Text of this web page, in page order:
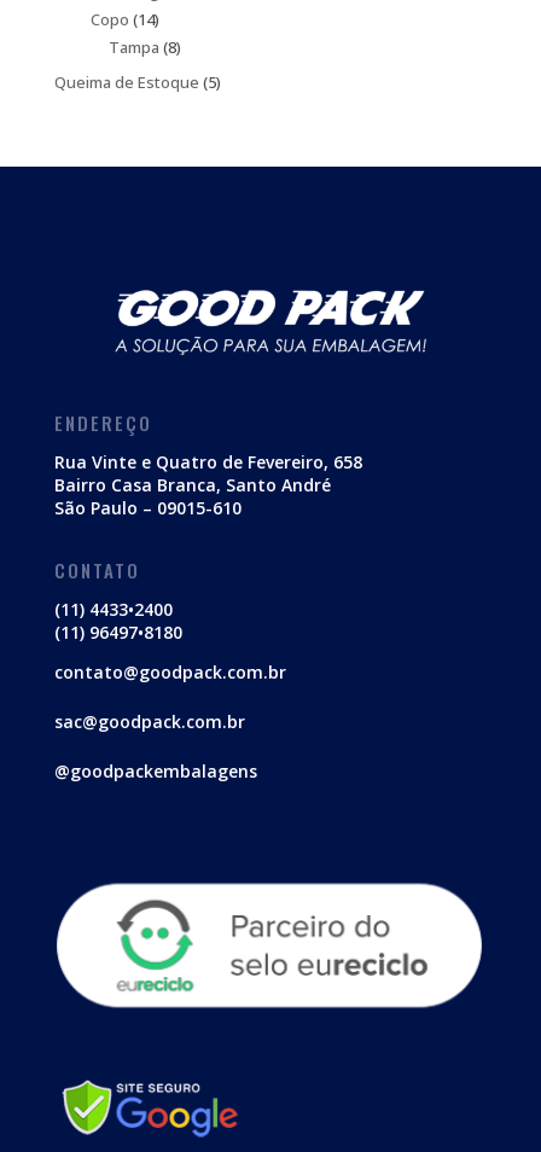
Copo 1414
produtos
Tampa 88
produtos
Queima de Estoque 55
ENDEREÇO
Rua Vinte e Quatro de Fevereiro, 658
Bairro Casa Branca, Santo André
São Paulo – 09015-610
CONTATO
(11) 4433•2400
(11) 96497•8180
contato@goodpack.com.br
sac@goodpack.com.br
@goodpackembalagens